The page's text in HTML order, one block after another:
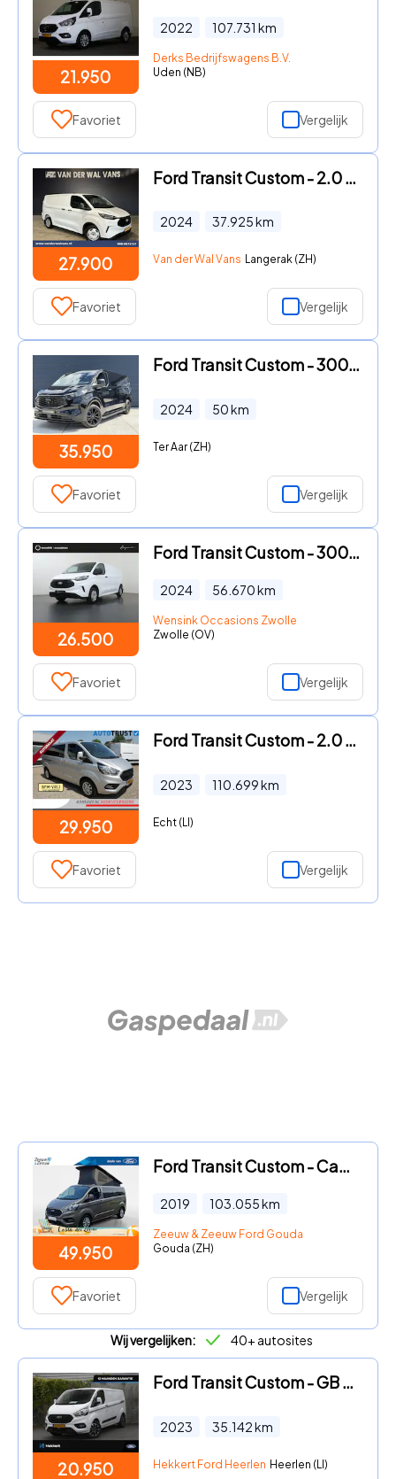
21.950
2022 107.731 km
Derks Bedrijfswagens B.V.
Uden (NB)
Favoriet Vergelijk
27.900
Ford Transit Custom - 2.0 TDCI 111pk L1H1 Euro6 Airco | Camera | Apple Carplay | L
2024 37.925km
Van der Wal Vans Langerak (ZH)
Favoriet Vergelijk
35.950
Ford Transit Custom - 300 2.0 TDCI L2H1 Trend Navi | Camera | Adaptieve Cruise
2024 50km
Ter Aar (ZH)
Favoriet Vergelijk
26.500
Ford Transit Custom - 300 | 2.0 TDCI | L2 H1 | TREND | CLIMATE CONTROL | CARPLAY/A
2024 56.670km
Wensink Occasions Zwolle
Zwolle (OV)
Favoriet Vergelijk
29.950
Ford Transit Custom - 2.0 TDCI 170PK L2 Limited Dubbel cabine Automaat Airco 2 x S
2023 110.699km
Echt (LI)
Favoriet Vergelijk
49.950
Ford Transit Custom - Camper 2.0 TDCI L2H1 Limited | Distributie is vervangen | Ca
2019 103.055km
Zeeuw & Zeeuw Ford Gouda
Gouda (ZH)
Favoriet Vergelijk
Wij vergelijken: 40+ autosites
20.950
Ford Transit Custom - GB Trend 300 L2H1 2.0 TDCi 105PK PDC + CAMERA | CRUISE CONTR
2023 35.142km
Hekkert Ford Heerlen Heerlen (LI)